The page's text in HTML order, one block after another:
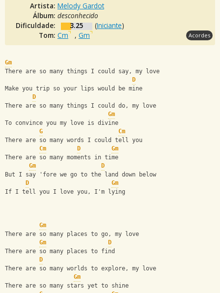
Artista: Melody Gardot
Álbum: desconhecido
Dificuldade:
3.25 (Iniciante)
Tom: Cm , Gm Acordes
Gm
There are so many things I could say, my love
D
Make you trip so your lips would be mine
D
There are so many things I could do, my love
Gm
To convince you my love is divine
G
Cm
There are so many words I could tell you
Cm
D
Gm
There are so many moments in time
Gm
D
But I say 'fore we go to the land down below
D
Gm
If I tell you I love you, I'm lying
Gm
There are so many places to go, my love
Gm
D
There are so many places to find
D
There are so many worlds to explore, my love
Gm
There are so many stars yet to shine